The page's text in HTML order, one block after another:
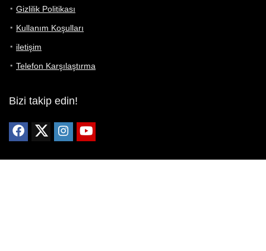
Gizlilik Politikası
Kullanım Koşulları
iletişim
Telefon Karşılaştırma
Bizi takip edin!